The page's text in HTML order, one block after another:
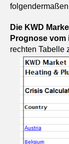
Die KWD
Prognose vom
rechten Tabelle